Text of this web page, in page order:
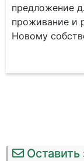
предложение
проживание и
Новому
Оставить